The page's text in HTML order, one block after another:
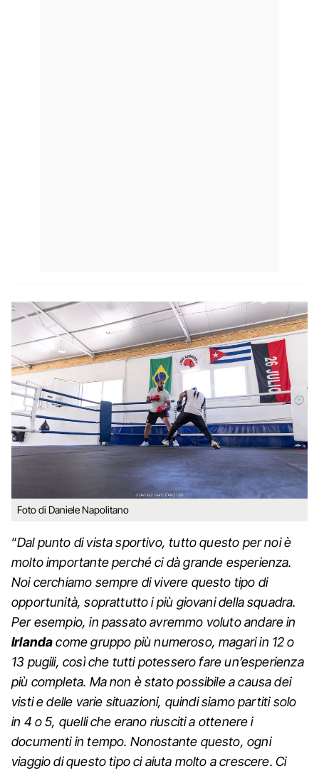
Foto di Daniele Napolitano
“Dal punto di vista sportivo, tutto questo per noi è
molto importante perché ci dà grande esperienza.
Noi cerchiamo sempre di vivere questo tipo di
opportunità, soprattutto i più giovani della squadra.
Per esempio, in passato avremmo voluto andare in
Irlandacome gruppo più numeroso, magari in 12 o
13 pugili, così che tutti potessero fare un’esperienza
più completa. Ma non è stato possibile a causa dei
visti e delle varie situazioni, quindi siamo partiti solo
in 4 o 5, quelli che erano riusciti a ottenere i
documenti in tempo. Nonostante questo, ogni
viaggio di questo tipo ci aiuta molto a crescere. Ci